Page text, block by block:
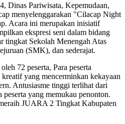
Dinas Pariwisata, Kepemudaan,
menyelenggarakan "Cilacap Night
Acara ini merupakan inisiatif
ekspresi seni dalam bidang
tingkat Sekolah Menengah Atas
(SMK), dan sederajat.
72 peserta, Para peserta
yang mencerminkan kekayaan
Antusiasme tinggi terlihat dari
peserta yang memukau penonton.
JUARA 2 Tingkat Kabupaten